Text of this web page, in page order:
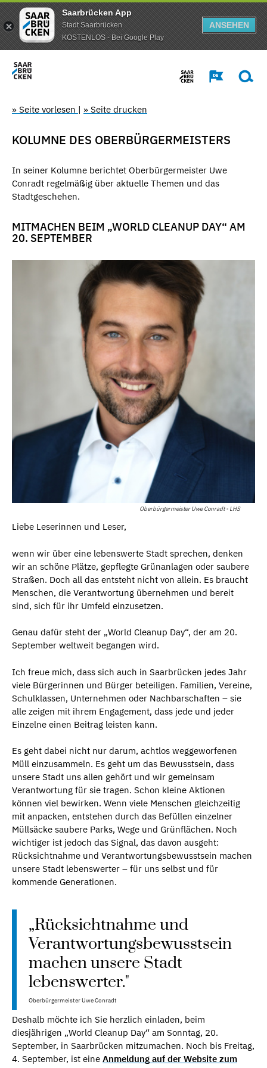
Saarbrücken App
Stadt Saarbrücken
KOSTENLOS - Bei Google Play
ANSEHEN
» Seite vorlesen | » Seite drucken
KOLUMNE DES OBERBÜRGERMEISTERS
In seiner Kolumne berichtet Oberbürgermeister Uwe
Conradt regelmäßig über aktuelle Themen und das
Stadtgeschehen.
MITMACHEN BEIM „WORLD CLEANUP DAY“ AM
20. SEPTEMBER
Oberbürgermeister Uwe Conradt - LHS
Liebe Leserinnen und Leser,
wenn wir über eine lebenswerte Stadt sprechen, denken
wir an schöne Plätze, gepflegte Grünanlagen oder saubere
Straßen. Doch all das entsteht nicht von allein. Es braucht
Menschen, die Verantwortung übernehmen und bereit
sind, sich für ihr Umfeld einzusetzen.
Genau dafür steht der „World Cleanup Day“, der am 20.
September weltweit begangen wird.
Ich freue mich, dass sich auch in Saarbrücken jedes Jahr
viele Bürgerinnen und Bürger beteiligen. Familien, Vereine,
Schulklassen, Unternehmen oder Nachbarschaften – sie
alle zeigen mit ihrem Engagement, dass jede und jeder
Einzelne einen Beitrag leisten kann.
Es geht dabei nicht nur darum, achtlos weggeworfenen
Müll einzusammeln. Es geht um das Bewusstsein, dass
unsere Stadt uns allen gehört und wir gemeinsam
Verantwortung für sie tragen. Schon kleine Aktionen
können viel bewirken. Wenn viele Menschen gleichzeitig
mit anpacken, entstehen durch das Befüllen einzelner
Müllsäcke saubere Parks, Wege und Grünflächen. Noch
wichtiger ist jedoch das Signal, das davon ausgeht:
Rücksichtnahme und Verantwortungsbewusstsein machen
unsere Stadt lebenswerter – für uns selbst und für
kommende Generationen.
„Rücksichtnahme und
Verantwortungsbewusstsein
machen unsere Stadt
lebenswerter."
Oberbürgermeister Uwe Conradt
Deshalb möchte ich Sie herzlich einladen, beim
diesjährigen „World Cleanup Day“ am Sonntag, 20.
September, in Saarbrücken mitzumachen. Noch bis Freitag,
4. September, ist eine Anmeldung auf der Website zum